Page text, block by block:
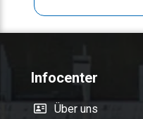
Infocenter
Über uns